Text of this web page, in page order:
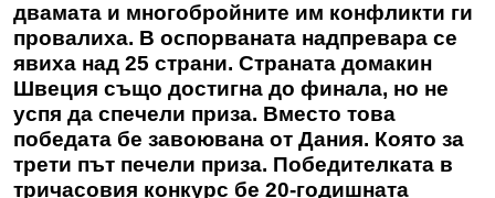
двамата и многобройните им конфликти ги
провалиха. В оспорваната надпревара се
явиха над 25 страни. Страната домакин
Швеция също достигна до финала, но не
успя да спечели приза. Вместо това
победата бе завоювана от Дания. Която за
трети път печели приза. Победителката в
тричасовия конкурс бе 20-годишната